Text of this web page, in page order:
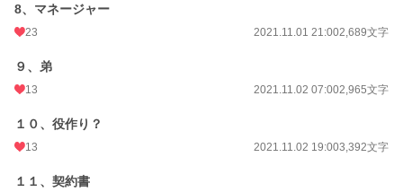
累計ポイント 335,111 pt (14,036 位)
8、マネージャー
23 2021.11.01 21:002,689文字
９、弟
13 2021.11.02 07:002,965文字
１０、役作り？
13 2021.11.02 19:003,392文字
１１、契約書